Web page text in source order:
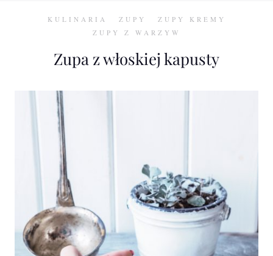
KULINARIA ZUPY
ZUPY KREMY
ZUPY Z WARZYW
Zupa z włoskiej kapusty